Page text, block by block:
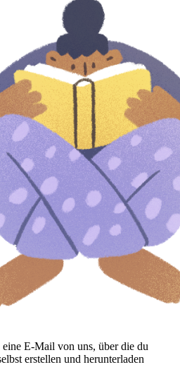
E-Mail von uns, über die du
erstellen und herunterladen